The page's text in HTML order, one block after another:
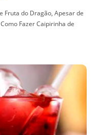
Fruta do Dragão, Apesar de
Fazer Caipirinha de